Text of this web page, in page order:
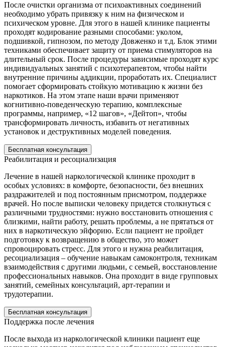
После очистки организма от психоактивных соединений
необходимо убрать привязку к ним на физическом и
психическом уровне. Для этого в нашей клинике пациенты
проходят кодирование разными способами: уколом,
подшивкой, гипнозом, по методу Довженко и т.д. Блок этими
техниками обеспечивает защиту от приема стимуляторов на
длительный срок. После процедуры зависимые проходят курс
индивидуальных занятий с психотерапевтом, чтобы найти
внутренние причины аддикции, проработать их. Специалист
помогает сформировать стойкую мотивацию к жизни без
наркотиков. На этом этапе наши врачи применяют
когнитивно-поведенческую терапию, комплексные
программы, например, «12 шагов», «Дейтоп», чтобы
трансформировать личность, избавить от негативных
установок и деструктивных моделей поведения.
Бесплатная консультация
Реабилитация и ресоциализация
Лечение в нашей наркологической клинике проходит в
особых условиях: в комфорте, безопасности, без внешних
раздражителей и под постоянным присмотром, поддержке
врачей. Но после выписки человеку придется столкнуться с
различными трудностями: нужно восстановить отношения с
близкими, найти работу, решать проблемы, а не прятаться от
них в наркотическую эйфорию. Если пациент не пройдет
подготовку к возвращению в общество, это может
спровоцировать стресс. Для этого и нужна реабилитация,
ресоциализация – обучение навыкам самоконтроля, техникам
взаимодействия с другими людьми, с семьей, восстановление
профессиональных навыков. Она проходит в виде групповых
занятий, семейных консультаций, арт-терапии и
трудотерапии.
Бесплатная консультация
Поддержка после лечения
После выхода из наркологической клиники пациент еще